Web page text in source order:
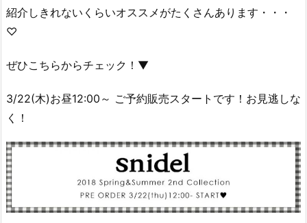
紹介しきれないくらいオススメがたくさんあります・・・
♡
ぜひこちらからチェック！▼
3/22(木)お昼12:00～ ご予約販売スタートです！お見逃しな
く！